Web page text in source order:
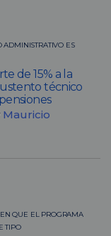
ADMINISTRATIVO ES
de 15% a la
técnico
Mauricio
QUE EL PROGRAMA
TIPO